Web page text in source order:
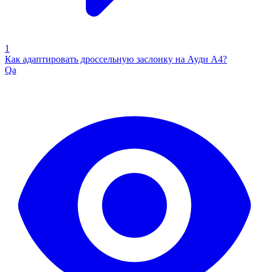
1
Как адаптировать дроссельную заслонку на Ауди А4?
Qa